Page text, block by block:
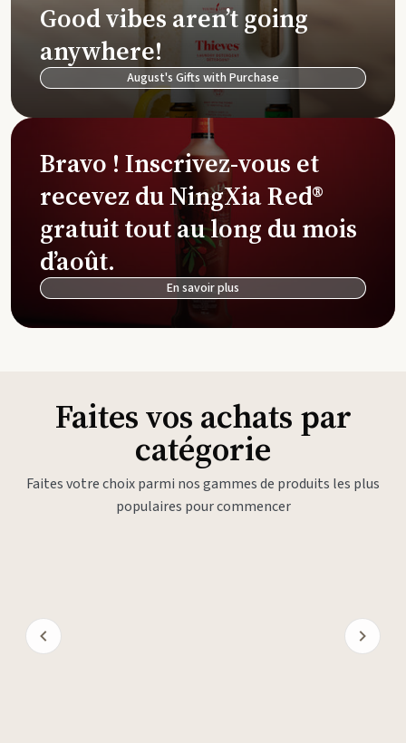
Good vibes aren’t going
anywhere!
August's Gifts with Purchase
Bravo ! Inscrivez-vous et
recevez du NingXia Red®
gratuit tout au long du mois
d’août.
En savoir plus
Faites vos achats par
catégorie
Faites votre choix parmi nos gammes de produits les plus
populaires pour commencer